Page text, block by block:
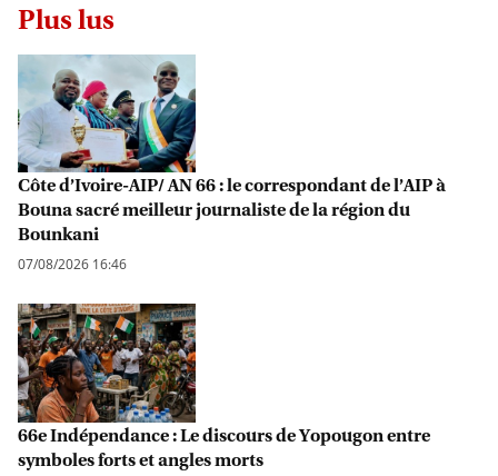
Plus lus
Côte d’Ivoire-AIP/ AN 66 : le correspondant de l’AIP à
Bouna sacré meilleur journaliste de la région du
Bounkani
07/08/2026 16:46
66e Indépendance : Le discours de Yopougon entre
symboles forts et angles morts